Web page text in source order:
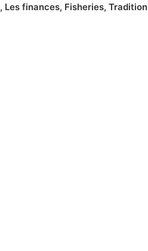
, Les finances, Fisheries, Tradition